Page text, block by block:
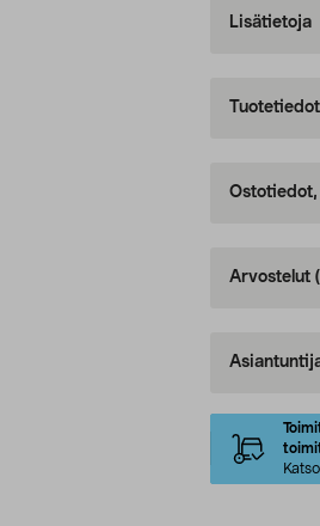
Lisätietoja
Ostotiedot,
Arvostelut